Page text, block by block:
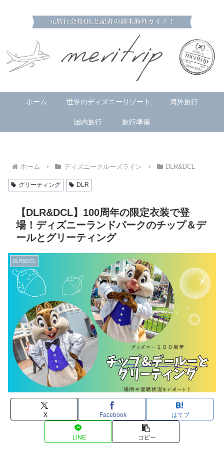
ホーム 世界のディズニーリゾート 海外旅行
国内旅行 旅行準備
ホーム ディズニークルーズライン DLR&DCL
グリーティング DLR
【DLR&DCL】100周年の限定衣装で登
場！ディズニーランドパークのチップ＆デ
ールとグリーティング
DLR&DCL
X Facebook はてブ
LINE コピー